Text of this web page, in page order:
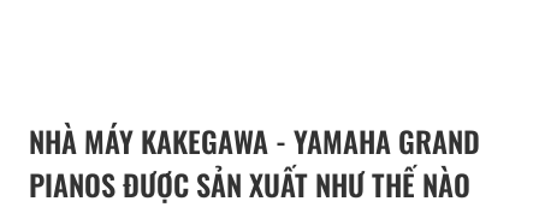
NHÀ MÁY KAKEGAWA - YAMAHA GRAND
PIANOS ĐƯỢC SẢN XUẤT NHƯ THẾ NÀO